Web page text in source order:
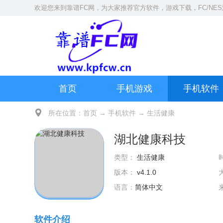
欢迎您来到 靠谱FC网 ，为大家推荐官方软件，游戏下载， FC/
首页 手机游戏 手机软件
所在位置： 首页 → 手机软件 → 生活健康
湖北健康科技
类型： 生活健康
版本： v4.1.0
语言： 简体中文
软件介绍